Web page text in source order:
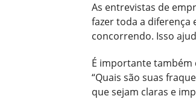
As entrevistas de
fazer toda a diferença
concorrendo. Isso
É importante também
“Quais são suas
que sejam claras e